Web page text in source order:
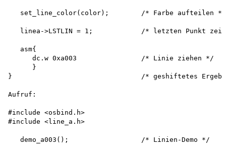
   set_line_color(color);        /* Farbe aufteilen */
linea->LSTLIN = 1;            /* letzten Punkt
   asm{
      dc.w 0xa003                /* Linie ziehen */
      }
}                                /* geshiftetes
Aufruf:
#include <osbind.h>
#include <line_a.h>
   demo_a003();                  /* Linien-Demo */